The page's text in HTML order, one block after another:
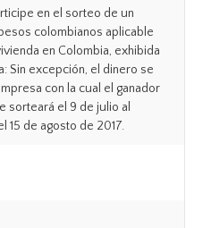
en el sorteo de un
colombianos aplicable
en Colombia, exhibida
Sin excepción, el dinero se
con la cual el ganador
sorteará el 9 de julio al
15 de agosto de 2017.